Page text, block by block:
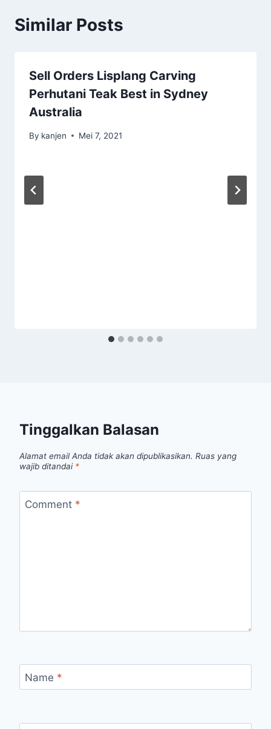
Similar Posts
Sell Orders Lisplang Carving
Perhutani Teak Best in Sydney
Australia
By kanjen Mei 7, 2021
Tinggalkan Balasan
Alamat email Anda tidak akan dipublikasikan. Ruas yang
wajib ditandai *
Comment *
Name *